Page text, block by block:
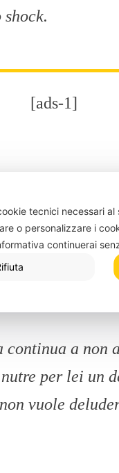
[ads-1]
e i dolci!
continua a non
per lei un
vuole
tecnici necessari al
o personalizzare i
continuerai